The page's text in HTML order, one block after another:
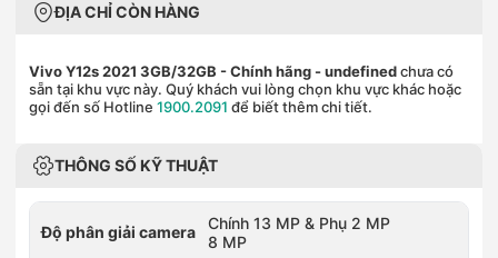
ĐỊA CHỈ CÒN HÀNG
Vivo Y12s 2021 3GB/32GB - Chính hãng - undefinedchưa có
sẵn tại khu vực này. Quý khách vui lòng chọn khu vực khác hoặc
gọi đến số Hotline 1900.2091 để biết thêm chi tiết.
THÔNG SỐ KỸ THUẬT
Độ phân giải camera
Chính 13 MP & Phụ 2 MP
8 MP